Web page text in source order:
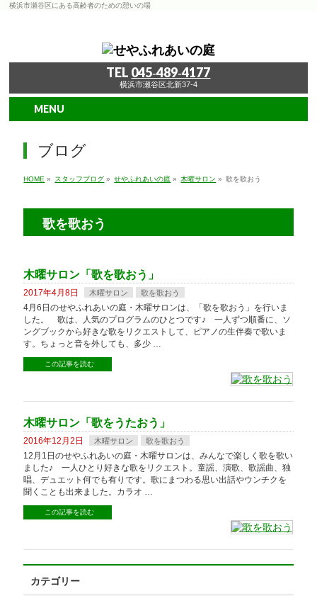
横浜市瀬谷区にある高齢者のための憩いの場
TEL 045‐489‐4177
横浜市瀬谷区北新37-4
MENU
ブログ
HOME » スタッフブログ » せやふれあいの庭 » 木曜サロン » 歌を歌おう
歌を歌おう
木曜サロン「歌を歌おう」
2017年4月8日 木曜サロン 歌を歌おう
4月6日のせやふれあいの庭・木曜サロンは、「歌を歌おう」を行いま
した。 歌は、人気のプログラムのひとつです♪ 一人ずつ順番に、ソ
ングブックから好きな歌をリクエストして、ピアノの生伴奏で歌いま
す。ちょっと音を外しても、多少 …
この記事を読む
木曜サロン「歌をうたおう」
2016年12月2日 木曜サロン 歌を歌おう
12月1日のせやふれあいの庭・木曜サロンは、みんなで楽しく歌を歌い
ました♪ 一人ひとり好きな歌をリクエスト。童謡、演歌、歌謡曲、独
唱、デュエット何でも有りです。歌にまつわる思い出話やウンチクを
聞くことも出来ました。カラオ …
この記事を読む
カテゴリー